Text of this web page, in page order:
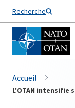
Recherche
Nom de famille*
Accueil